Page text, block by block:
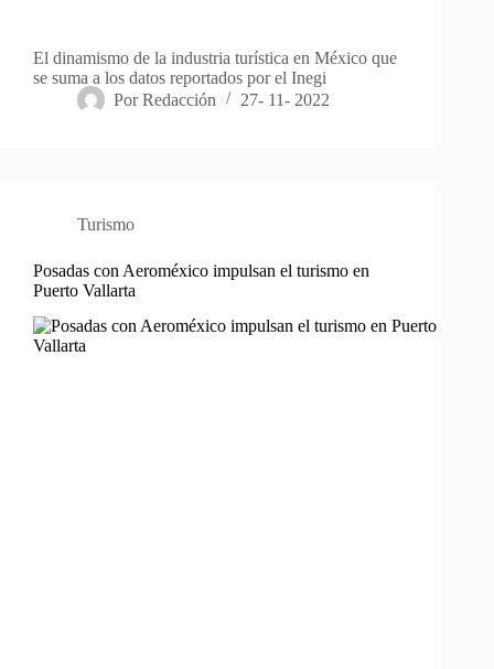
El dinamismo de la industria turística en México que
se suma a los datos reportados por el Inegi
Por Redacción 27- 11- 2022
Turismo
Posadas con Aeroméxico impulsan el turismo en
Puerto Vallarta